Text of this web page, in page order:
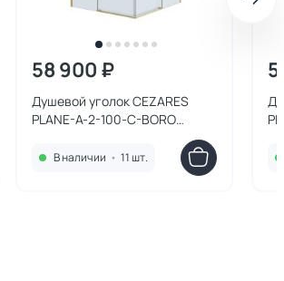
58 900 ₽
Душевой уголок CEZARES
PLANE-A-2-100-C-BORO
золото, стекло прозрачное
В наличии • 11 шт.